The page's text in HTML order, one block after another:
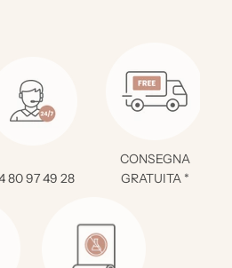
80 97 49 28
CONSEGNA
GRATUITA *